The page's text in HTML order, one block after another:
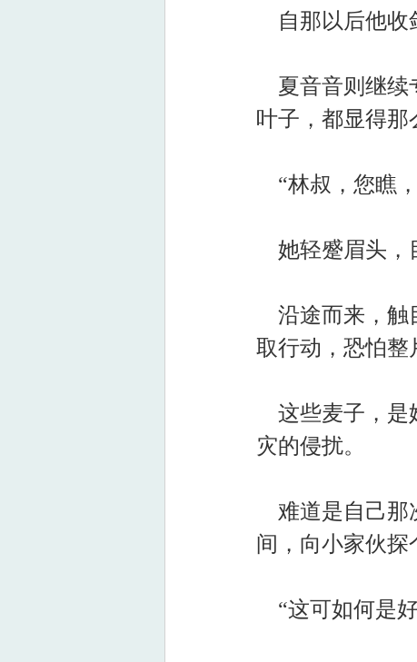
自那以后他收
夏音音则继续
叶子，都显得那
“林叔，您瞧
她轻蹙眉头，
沿途而来，触
取行动，恐怕整
这些麦子，是
灾的侵扰。
难道是自己那
间，向小家伙探
“这可如何是